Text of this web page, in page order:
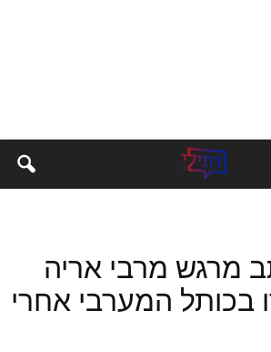
מרגש מרבי אריה
בכותל המערבי אחרי